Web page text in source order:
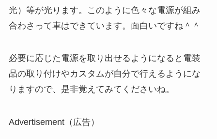
光）等が光ります。
このように色々な電源が組み
合わさって車はできています。面白いですね＾＾
必要に応じた電源を取り出せるようになると電装
品の取り付けやカスタムが自分で行えるようにな
りますので、是非覚えてみてくださいね。
Advertisement（広告）